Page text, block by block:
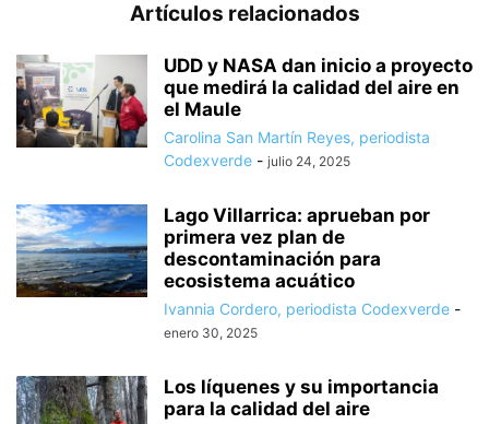
Artículos relacionados
UDD y NASA dan inicio a proyecto
que medirá la calidad del aire en
el Maule
Carolina San Martín Reyes, periodista
Codexverde - julio 24, 2025
Lago Villarrica: aprueban por
primera vez plan de
descontaminación para
ecosistema acuático
Ivannia Cordero, periodista Codexverde -
enero 30, 2025
Los líquenes y su importancia
para la calidad del aire